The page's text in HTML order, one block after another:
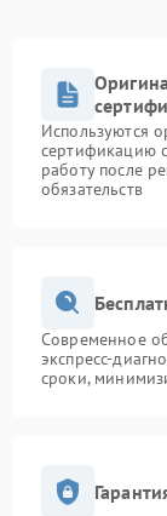
Используются
сертификацию
работу после
обязательств
Современное
экспресс-
сроки,